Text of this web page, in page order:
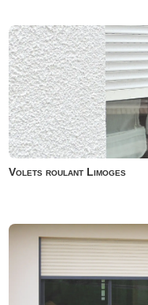
Volets roulant Limoges